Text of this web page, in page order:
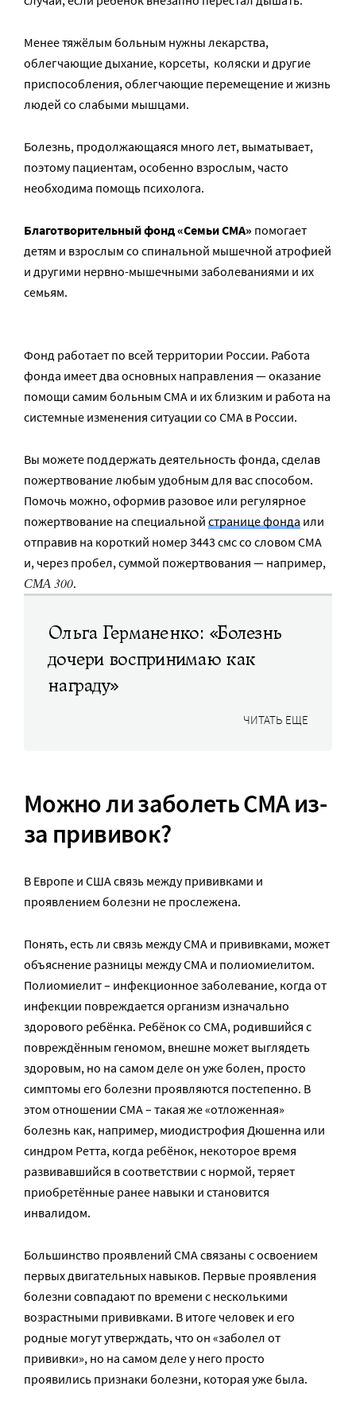
Менее тяжёлым больным нужны лекарства,
облегчающие дыхание, корсеты, коляски и другие
приспособления, облегчающие перемещение и жизнь
людей со слабыми мышцами.
Болезнь, продолжающаяся много лет, выматывает,
поэтому пациентам, особенно взрослым, часто
необходима помощь психолога.
Благотворительный фонд «Семьи СМА» помогает
детям и взрослым со спинальной мышечной атрофией
и другими нервно-мышечными заболеваниями и их
семьям.
Фонд работает по всей территории России. Работа
фонда имеет два основных направления — оказание
помощи самим больным СМА и их близким и работа на
системные изменения ситуации со СМА в России.
Вы можете поддержать деятельность фонда, сделав
пожертвование любым удобным для вас способом.
Помочь можно, оформив разовое или регулярное
пожертвование на специальной странице фонда или
отправив на короткий номер 3443 смс со словом СМА
и, через пробел, суммой пожертвования — например,
СМА 300.
Ольга Германенко: «Болезнь
дочери воспринимаю как
награду»
ЧИТАТЬ ЕЩЕ
Можно ли заболеть СМА из-
за прививок?
В Европе и США связь между прививками и
проявлением болезни не прослежена.
Понять, есть ли связь между СМА и прививками, может
объяснение разницы между СМА и полиомиелитом.
Полиомиелит – инфекционное заболевание, когда от
инфекции повреждается организм изначально
здорового ребёнка. Ребёнок со СМА, родившийся с
повреждённым геномом, внешне может выглядеть
здоровым, но на самом деле он уже болен, просто
симптомы его болезни проявляются постепенно. В
этом отношении СМА – такая же «отложенная»
болезнь как, например, миодистрофия Дюшенна или
синдром Ретта, когда ребёнок, некоторое время
развивавшийся в соответствии с нормой, теряет
приобретённые ранее навыки и становится
инвалидом.
Большинство проявлений СМА связаны с освоением
первых двигательных навыков. Первые проявления
болезни совпадают по времени с несколькими
возрастными прививками. В итоге человек и его
родные могут утверждать, что он «заболел от
прививки», но на самом деле у него просто
проявились признаки болезни, которая уже была.